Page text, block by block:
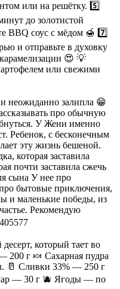
или на решётку. 5️⃣
до золотистой
BBQ соус с мёдом 🍯 7️⃣
и отправьте в духовку
😍 💡
или свежими
неожиданно залипла 😁
про обычную
У Жени именно
Ребенок, с бесконечным
эту жизнь бешеной.
которая заставила
почти заставила сжечь
сына У нее про
бытовые приключения,
и маленькие победы, из
Рекомендую
который тает во
200 г 🍬 Сахарная пудра
🥛 Сливки 33% — 250 г
— 30 г 🫐 Ягоды — по